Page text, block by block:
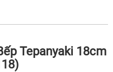
Tepanyaki 18cm